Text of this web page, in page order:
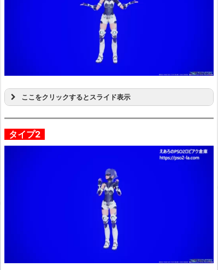
ここをクリックするとスライド表示
タイプ2